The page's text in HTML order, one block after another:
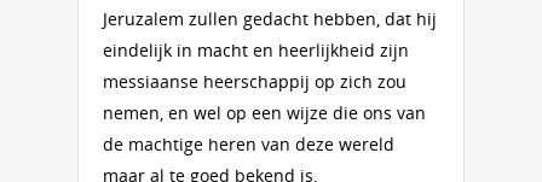
Jeruzalem zullen gedacht hebben, dat hij
eindelijk in macht en heerlijkheid zijn
messiaanse heerschappij op zich zou
nemen, en wel op een wijze die ons van
de machtige heren van deze wereld
maar al te goed bekend is.